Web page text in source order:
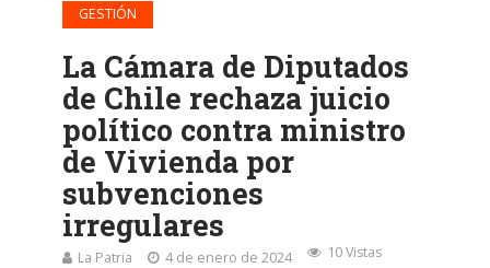
GESTIÓN
La Cámara de Diputados
de Chile rechaza juicio
político contra ministro
de Vivienda por
subvenciones
irregulares
La Patria 4 de enero de 2024 10 Vistas